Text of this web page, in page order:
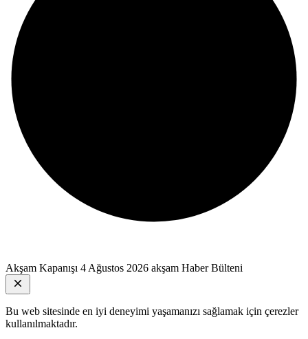
Akşam Kapanışı 4 Ağustos 2026 akşam Haber Bülteni
Bu web sitesinde en iyi deneyimi yaşamanızı sağlamak için çerezler
kullanılmaktadır.